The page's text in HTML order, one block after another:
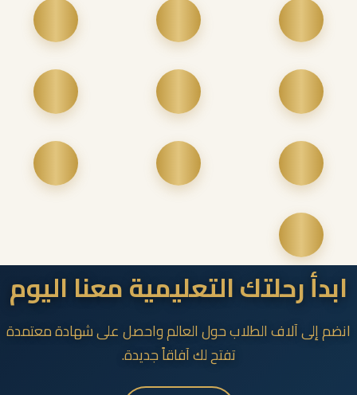
ابدأ رحلتك التعليمية معنا اليوم
انضم إلى آلاف الطلاب حول العالم واحصل على شهادة معتمدة
تفتح لك آفاقاً جديدة.